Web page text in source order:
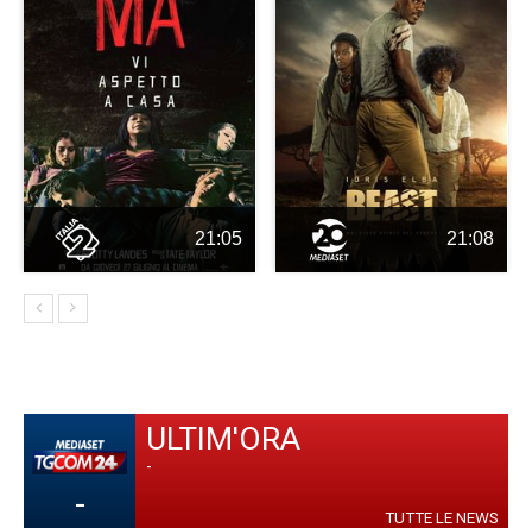
21:05 21:08
-
ULTIM'ORA
-
TUTTE LE NEWS